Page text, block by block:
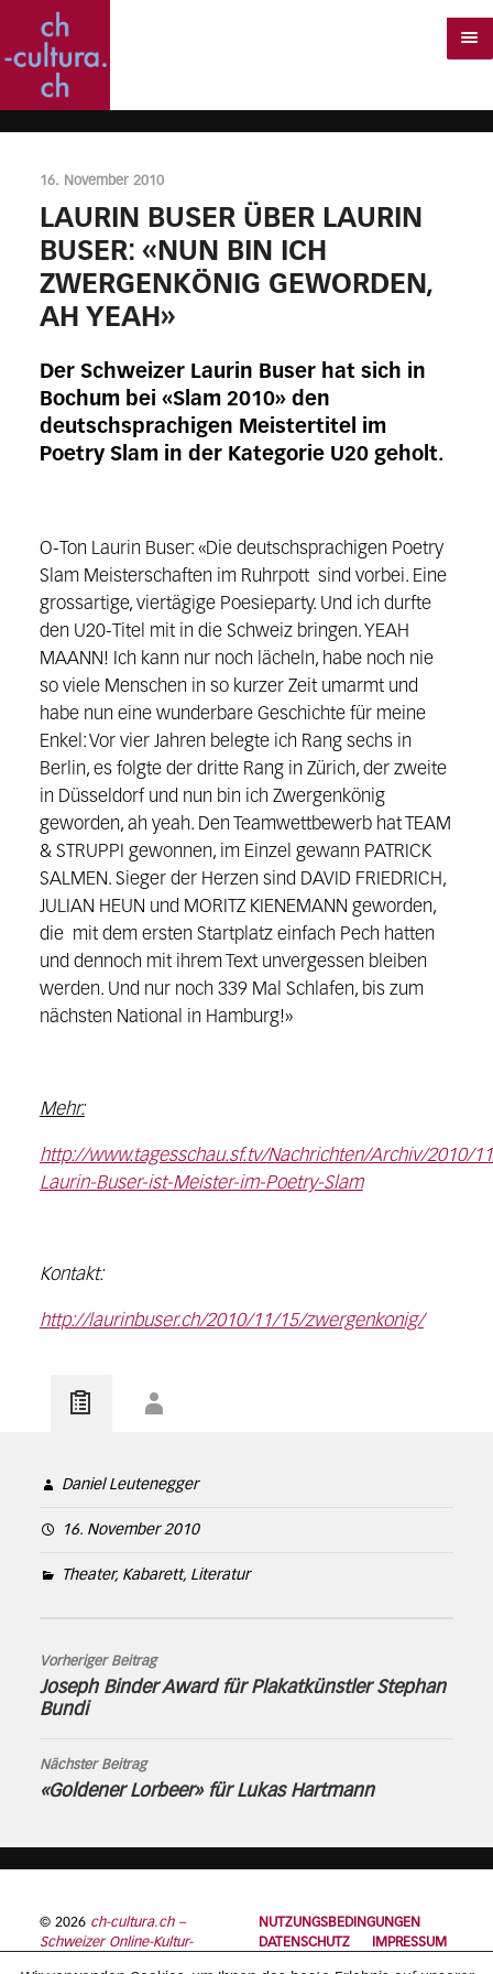
16. November 2010
LAURIN BUSER ÜBER LAURIN
BUSER: «NUN BIN ICH
ZWERGENKÖNIG GEWORDEN,
AH YEAH»
Der Schweizer Laurin Buser hat sich in
Bochum bei «Slam 2010» den
deutschsprachigen Meistertitel im
Poetry Slam in der Kategorie U20 geholt.
O-Ton Laurin Buser: «Die deutschsprachigen Poetry
Slam Meisterschaften im Ruhrpott sind vorbei. Eine
grossartige, viertägige Poesieparty. Und ich durfte
den U20-Titel mit in die Schweiz bringen. YEAH
MAANN! Ich kann nur noch lächeln, habe noch nie
so viele Menschen in so kurzer Zeit umarmt und
habe nun eine wunderbare Geschichte für meine
Enkel: Vor vier Jahren belegte ich Rang sechs in
Berlin, es folgte der dritte Rang in Zürich, der zweite
in Düsseldorf und nun bin ich Zwergenkönig
geworden, ah yeah. Den Teamwettbewerb hat TEAM
& STRUPPI gewonnen, im Einzel gewann PATRICK
SALMEN. Sieger der Herzen sind DAVID FRIEDRICH,
JULIAN HEUN und MORITZ KIENEMANN geworden,
die mit dem ersten Startplatz einfach Pech hatten
und dennoch mit ihrem Text unvergessen bleiben
werden. Und nur noch 339 Mal Schlafen, bis zum
nächsten National in Hamburg!»
Mehr:
http://www.tagesschau.sf.tv/Nachrichten/Archiv/2010/
Laurin-Buser-ist-Meister-im-Poetry-Slam
Kontakt:
http://laurinbuser.ch/2010/11/15/zwergenkonig/
Daniel Leutenegger
16. November 2010
Theater, Kabarett, Literatur
Vorheriger Beitrag
Joseph Binder Award für Plakatkünstler Stephan
Bundi
Nächster Beitrag
«Goldener Lorbeer» für Lukas Hartmann
© 2026 ch-cultura.ch –
Schweizer Online-Kultur-
NUTZUNGSBEDINGUNGEN
DATENSCHUTZ
IMPRESSUM